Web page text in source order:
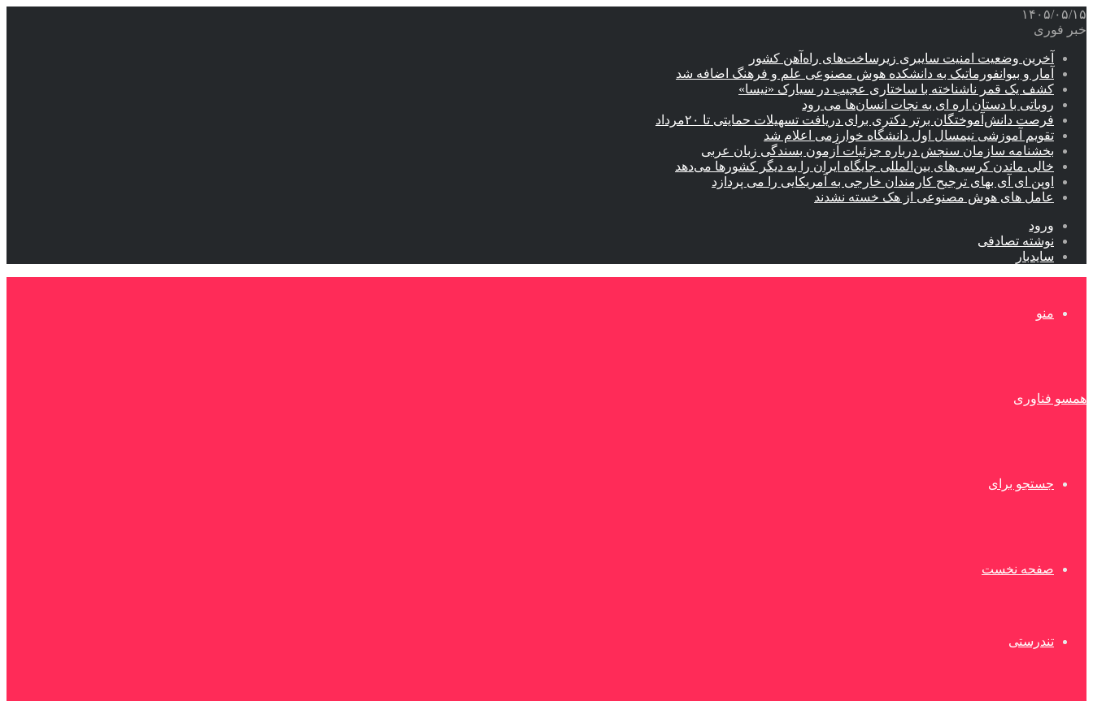
۱۴۰۵/۰۵/۱۵
خبر فوری
آخرین وضعیت امنیت سایبری زیرساخت‌های راه‌آهن کشور
آمار و بیوانفورماتیک به دانشکده هوش مصنوعی علم و فرهنگ اضافه شد
کشف یک قمر ناشناخته با ساختاری عجیب در سیارک «نیسا»
روباتی با دستان اره ای به نجات انسان‌ها می رود
فرصت دانش‌آموختگان برتر دکتری‌ برای دریافت تسهیلات حمایتی تا ۲۰مرداد
تقویم آموزشی نیمسال اول دانشگاه خوارزمی اعلام شد
بخشنامه سازمان سنجش درباره جزئیات آزمون بسندگی زبان عربی
خالی ماندن کرسی‌های بین‌المللی جایگاه ایران را به دیگر کشورها می‌دهد
اوپن ای آی بهای ترجیح کارمندان خارجی به آمریکایی را می پردازد
عامل های هوش مصنوعی از هک خسته نشدند
ورود
نوشته تصادفی
سایدبار
منو
همسو فناوری
جستجو برای
صفحه نخست
تندرستی